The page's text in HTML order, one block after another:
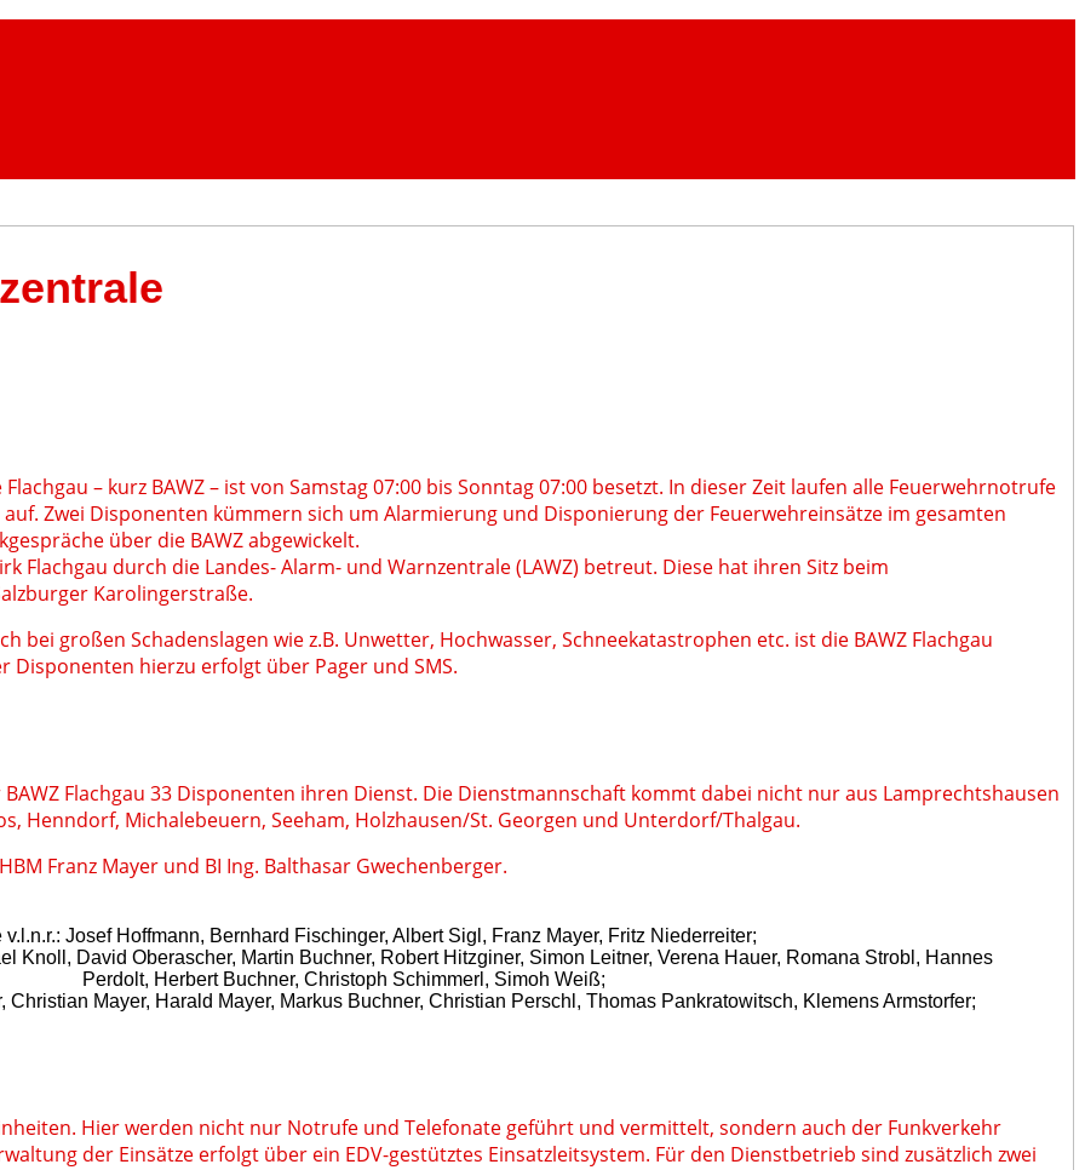
– kurz BAWZ – ist von Samstag 07:00 bis Sonntag 07:00 besetzt. In dieser Zeit laufen alle Feuerwehrnotrufe
Zwei Disponenten kümmern sich um Alarmierung und Disponierung der Feuerwehreinsätze im gesamten
über die BAWZ abgewickelt.
Flachgau durch die Landes- Alarm- und Warnzentrale (LAWZ) betreut. Diese hat ihren Sitz beim
Karolingerstraße.
bei großen Schadenslagen wie z.B. Unwetter, Hochwasser, Schneekatastrophen etc. ist die BAWZ Flachgau
Disponenten hierzu erfolgt über Pager und SMS.
Flachgau 33 Disponenten ihren Dienst. Die Dienstmannschaft kommt dabei nicht nur aus Lamprechtshausen
Henndorf, Michalebeuern, Seeham, Holzhausen/St. Georgen und Unterdorf/Thalgau.
Franz Mayer und BI Ing. Balthasar Gwechenberger.
v.l.n.r.: Josef Hoffmann, Bernhard Fischinger, Albert Sigl, Franz Mayer, Fritz Niederreiter;
Knoll, David Oberascher, Martin Buchner, Robert Hitzginer, Simon Leitner, Verena Hauer, Romana Strobl, Hannes
Perdolt, Herbert Buchner, Christoph Schimmerl, Simoh Weiß;
Christian Mayer, Harald Mayer, Markus Buchner, Christian Perschl, Thomas Pankratowitsch, Klemens Armstorfer;
Hier werden nicht nur Notrufe und Telefonate geführt und vermittelt, sondern auch der Funkverkehr
der Einsätze erfolgt über ein EDV-gestütztes Einsatzleitsystem. Für den Dienstbetrieb sind zusätzlich zwei